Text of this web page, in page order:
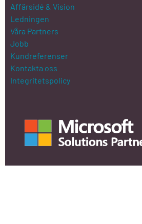
Affärsidé & Vision
Ledningen
Våra Partners
Jobb
Kundreferenser
Kontakta oss
Integritetspolicy